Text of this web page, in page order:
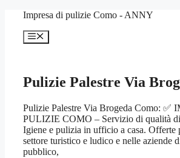
contenuto
Impresa di pulizie Como - ANNY
Menu
Pulizie Palestre Via
Pulizie Palestre Via Brogeda Como: ✅
PULIZIE COMO – Servizio di qualità
Igiene e pulizia in ufficio a casa. Offerte
settore turistico e ludico e nelle aziende
pubblico,